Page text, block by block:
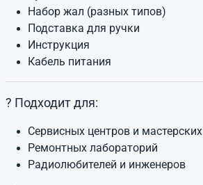
Набор жал (разных типов)
Подставка для ручки
Инструкция
Кабель питания
? Подходит для:
Сервисных центров и мастерских
Ремонтных лабораторий
Радиолюбителей и инженеров